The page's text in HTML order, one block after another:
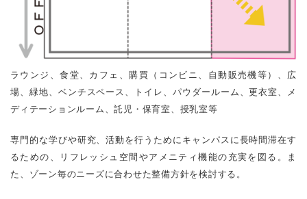
ラウンジ、食堂、カフェ、購買（コンビニ、自動販売機等）、広
場、緑地、ベンチスペース、トイレ、パウダールーム、更衣室、メ
ディテーションルーム、託児・保育室、授乳室等
専門的な学びや研究、活動を行うためにキャンパスに長時間滞在す
るための、リフレッシュ空間やアメニティ機能の充実を図る。ま
た、ゾーン毎のニーズに合わせた整備方針を検討する。